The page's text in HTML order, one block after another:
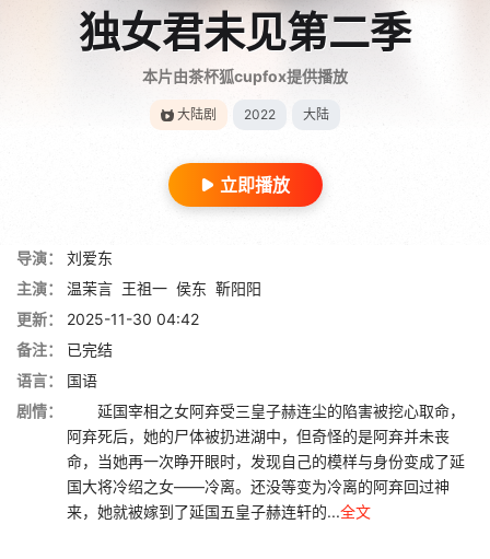
独女君未见第二季
本片由茶杯狐cupfox提供播放
大陆剧 2022 大陆
立即播放
导演：
刘爱东
主演：
温茉言 王祖一 侯东 靳阳阳
更新：
2025-11-30 04:42
备注：
已完结
语言：
国语
剧情：
延国宰相之女阿弃受三皇子赫连尘的陷害被挖心取命，
阿弃死后，她的尸体被扔进湖中，但奇怪的是阿弃并未丧
命，当她再一次睁开眼时，发现自己的模样与身份变成了延
国大将冷绍之女——冷离。还没等变为冷离的阿弃回过神
来，她就被嫁到了延国五皇子赫连轩的...全文